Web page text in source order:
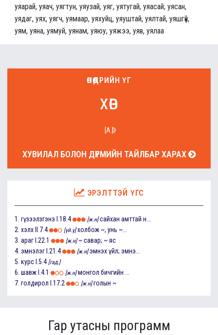
уяарай, уяач, уягтун, уяузай, уяг, уятугай, уяасай; уясан,
уядаг, уях, уягч, уямаар, уяхуйц, уяуштай, уялтай, уяшгүй,
уям, уяна, уямуй, уянам, уяюу, уяжээ, уяв, уялаа
ӨНӨӨДРИЙН ҮГ
хөв
[А.Ө]
ХУВИЛАЛ БОЛОН ДҮРМИЙН ТАЙЛБАР ХАРАХ
ЭРЭЛТТЭЙ ҮГС
1. гүзээлзгэнэ I.18.4 [ж.н] сайхан амттай н...
2. хэлх II.7.4 [үй.ү] холбож ~, унь ~...
3. араг I.22.1 [ж.н] ~ савар; ~ яс
4. эмнэлэг I.21.4 [ж.н] эмнэх үйл; эмнэ...
5. курс I.5.4 [гад.]
6. шавж I.4.1 [ж.н] монгол бичгийн ...
7. голдирол I.17.2 [ж.н] голын ~
Гар утасны программ